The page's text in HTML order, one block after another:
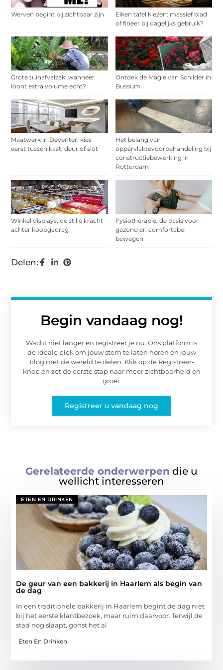
Werven begint bij zichtbaar zijn
Eiken tafel kiezen: massief blad
of fineer bij dagelijks gebruik?
Grote tuinafvalzak: wanneer
loont extra volume echt?
Ontdek de Magie van Schilder in
Bussum
Maatwerk in Deventer: kies
eerst tussen kast, deur of slot
Het belang van
oppervlaktevoorbehandeling bij
constructiebewerking in
Rotterdam
Winkel displays: de stille kracht
achter koopgedrag
Fysiotherapie: de basis voor
gezond en comfortabel
bewegen
Begin vandaag nog!
Wacht niet langer en registreer je nu. Ons platform is
de ideale plek om jouw stem te laten horen en jouw
blog met de wereld te delen. Klik op de Registreer-
knop en zet de eerste stap naar meer zichtbaarheid en
groei.
Registreer u vandaag nog
Delen:
Gerelateerde onderwerpen die u
wellicht interesseren
ETEN EN DRINKEN
De geur van een bakkerij in Haarlem als begin van
de dag
In een traditionele bakkerij in Haarlem begint de dag niet
bij het eerste klantbezoek, maar ruim daarvoor. Terwijl de
stad nog slaapt, gonst het al
Eten En Drinken